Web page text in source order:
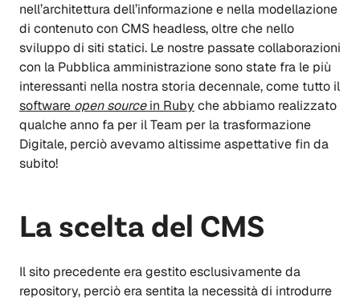
nell’architettura dell’informazione e nella modellazione
di contenuto con CMS headless, oltre che nello
sviluppo di siti statici. Le nostre passate collaborazioni
con la Pubblica amministrazione sono state fra le più
interessanti nella nostra storia decennale, come tutto il
software open sourcein Ruby che abbiamo realizzato
qualche anno fa per il Team per la trasformazione
Digitale, perciò avevamo altissime aspettative fin da
subito!
La scelta del CMS
Il sito precedente era gestito esclusivamente da
repository, perciò era sentita la necessità di introdurre